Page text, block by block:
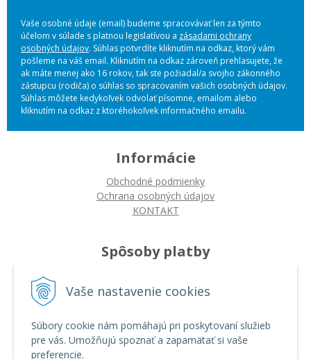
Vaše nastavenie cookies
Súbory cookie nám pomáhajú pri poskytovaní služieb
pre vás. Umožňujú spoznať a zapamätať si vaše
preferencie.
Vaše osobné údaje (email) budeme spracovávať len za týmto
účelom v súlade s platnou legislatívou a zásadami ochrany
osobných údajov. Súhlas potvrdíte kliknutím na odkaz, ktorý vám
pošleme na váš email. Kliknutím na odkaz zároveň prehlasujete, že
ak máte menej ako 16 rokov, tak ste požiadal/a svojho zákonného
zástupcu (rodiča) o súhlas so spracovaním vašich osobných údajov.
Súhlas môžete kedykoľvek odvolať písomne, emailom alebo
kliknutím na odkaz z ktoréhokoľvek informačného emailu.
Informácie
Obchodné podmienky
Ochrana osobných údajov
KONTAKT
Spôsoby platby
Platba bankovým prevodom
Ako nakupovať